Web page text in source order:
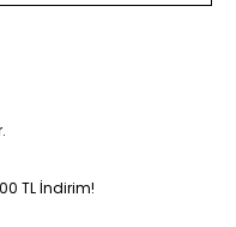
TL İndirim!